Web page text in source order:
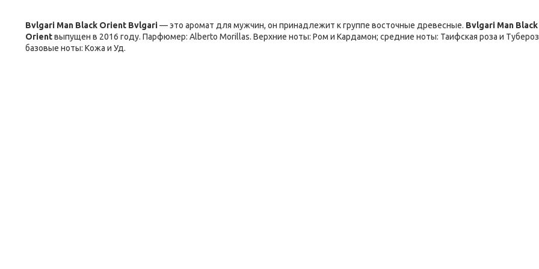
Bvlgari Man Black Orient Bvlgari— это аромат для мужчин, он принадлежит к группе восточные древесные. Bvlgari Man Black
Orientвыпущен в 2016 году. Парфюмер: Alberto Morillas. Верхние ноты: Ром и Кардамон; средние ноты: Таифская роза и
базовые ноты: Кожа и Уд.